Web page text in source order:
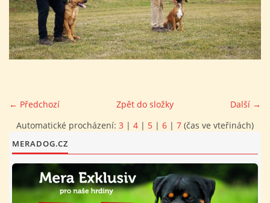
PŘÍSPĚVKY A POPLATKY
KONTAKTY KK
PROVOZNÍ ŘÁD
O NÁS - HISTORIE A SOUČASNOST
AVZO TSČ ČR CHRUDIM P.S.
← Předchozí Další →
Zpět do složky
Automatické procházení: 3 | 4 | 5 | 6 | 7 (čas ve vteřinách)
MERADOG.CZ